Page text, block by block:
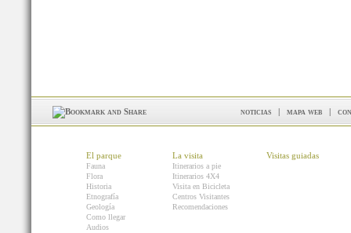
noticias | mapa web |
El parque
Fauna
Flora
Historia
Etnografía
Geología
Como llegar
Audios
La visita
Itinerarios a pie
Itinerarios 4X4
Visita en Bicicleta
Centros Visitantes
Recomendaciones
Visitas guiadas